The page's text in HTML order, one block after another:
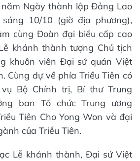
Ngày thành lập Đảng Lao
10/10 (giờ địa phương),
cùng Đoàn đại biểu cấp cao
khánh thành tượng Chủ tịch
khuôn viên Đại sứ quán Việt
Cùng dự về phía Triều Tiên có
Bộ Chính trị, Bí thư Trung
ban Tổ chức Trung ương
Tiên Cho Yong Won và đại
của Triều Tiên.
Lễ khánh thành, Đại sứ Việt